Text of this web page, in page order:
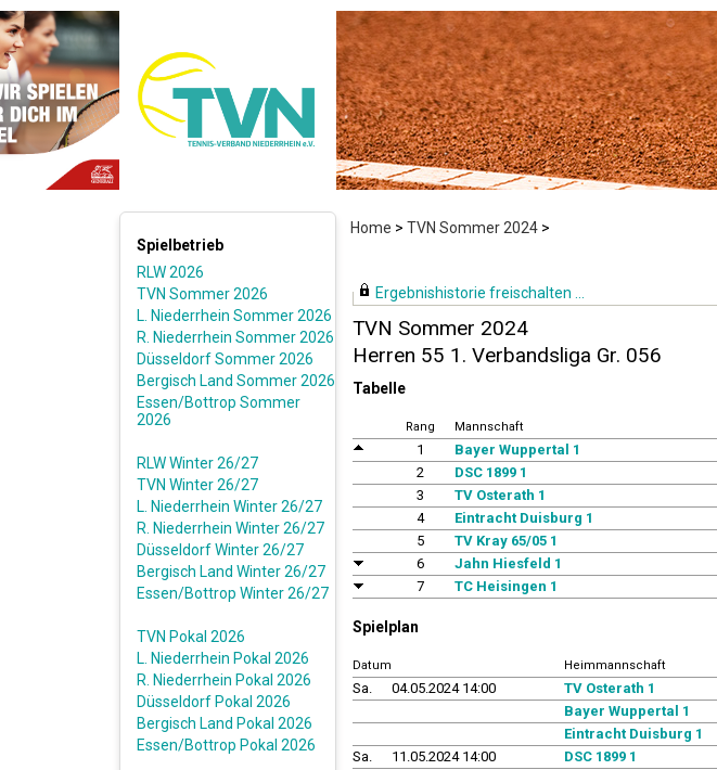
Home > TVN Sommer 2024 >
Spielbetrieb
RLW 2026
TVN Sommer 2026
L. Niederrhein Sommer 2026
R. Niederrhein Sommer 2026
Düsseldorf Sommer 2026
Bergisch Land Sommer 2026
Essen/Bottrop Sommer
2026
RLW Winter 26/27
TVN Winter 26/27
L. Niederrhein Winter 26/27
R. Niederrhein Winter 26/27
Düsseldorf Winter 26/27
Bergisch Land Winter 26/27
Essen/Bottrop Winter 26/27
TVN Pokal 2026
L. Niederrhein Pokal 2026
R. Niederrhein Pokal 2026
Düsseldorf Pokal 2026
Bergisch Land Pokal 2026
Essen/Bottrop Pokal 2026
Ergebnishistorie freischalten ...
TVN Sommer 2024
Herren 55 1. Verbandsliga Gr. 056
Tabelle
Rang Mannschaft
1 Bayer Wuppertal 1
2
DSC 1899 1
3
TV Osterath 1
4
Eintracht Duisburg 1
5
TV Kray 65/05 1
6
Jahn Hiesfeld 1
7
TC Heisingen 1
Spielplan
Datum Heimmannschaft
Sa. 04.05.2024 14:00 TV Osterath 1
Bayer Wuppertal 1
Eintracht Duisburg 1
Sa.
11.05.2024 14:00 DSC 1899 1